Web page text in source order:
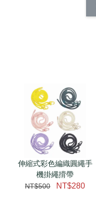
伸縮式彩色編織圓繩手
機掛繩揹帶
NT$500 NT$280